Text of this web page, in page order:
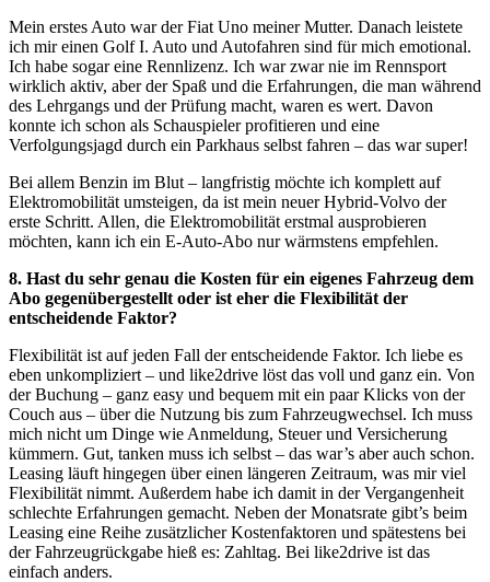
Mein erstes Auto war der Fiat Uno meiner Mutter. Danach leistete
ich mir einen Golf I. Auto und Autofahren sind für mich emotional.
Ich habe sogar eine Rennlizenz. Ich war zwar nie im Rennsport
wirklich aktiv, aber der Spaß und die Erfahrungen, die man während
des Lehrgangs und der Prüfung macht, waren es wert. Davon
konnte ich schon als Schauspieler profitieren und eine
Verfolgungsjagd durch ein Parkhaus selbst fahren – das war super!
Bei allem Benzin im Blut – langfristig möchte ich komplett auf
Elektromobilität umsteigen, da ist mein neuer Hybrid-Volvo der
erste Schritt. Allen, die Elektromobilität erstmal ausprobieren
möchten, kann ich ein E-Auto-Abo nur wärmstens empfehlen.
8. Hast du sehr genau die Kosten für ein eigenes Fahrzeug dem
Abo gegenübergestellt oder ist eher die Flexibilität der
entscheidende Faktor?
Flexibilität ist auf jeden Fall der entscheidende Faktor. Ich liebe es
eben unkompliziert – und like2drive löst das voll und ganz ein. Von
der Buchung – ganz easy und bequem mit ein paar Klicks von der
Couch aus – über die Nutzung bis zum Fahrzeugwechsel. Ich muss
mich nicht um Dinge wie Anmeldung, Steuer und Versicherung
kümmern. Gut, tanken muss ich selbst – das war’s aber auch schon.
Leasing läuft hingegen über einen längeren Zeitraum, was mir viel
Flexibilität nimmt. Außerdem habe ich damit in der Vergangenheit
schlechte Erfahrungen gemacht. Neben der Monatsrate gibt’s beim
Leasing eine Reihe zusätzlicher Kostenfaktoren und spätestens bei
der Fahrzeugrückgabe hieß es: Zahltag. Bei like2drive ist das
einfach anders.